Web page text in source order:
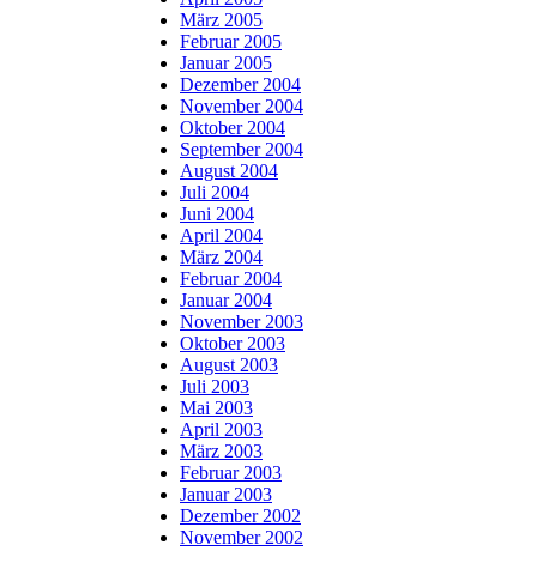
März 2005
Februar 2005
Januar 2005
Dezember 2004
November 2004
Oktober 2004
September 2004
August 2004
Juli 2004
Juni 2004
April 2004
März 2004
Februar 2004
Januar 2004
November 2003
Oktober 2003
August 2003
Juli 2003
Mai 2003
April 2003
März 2003
Februar 2003
Januar 2003
Dezember 2002
November 2002